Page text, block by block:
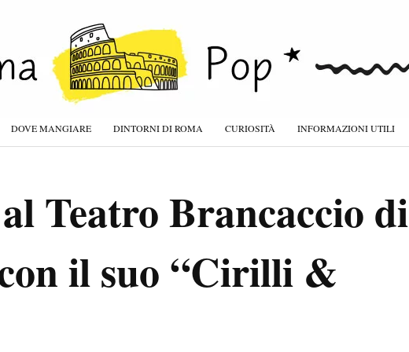
DOVE MANGIARE DINTORNI DI ROMA CURIOSITÀ INFORMAZIONI UTILI
Teatro Brancaccio di
il suo “Cirilli &